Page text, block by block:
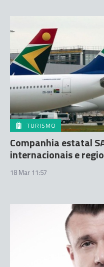
TURISMO
Companhia estatal
internacionais e
18 Mar 11:57